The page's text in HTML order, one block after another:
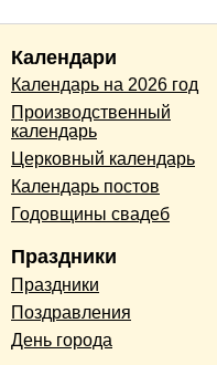
Календари
Календарь на 2026 год
Производственный
календарь
Церковный календарь
Календарь постов
Годовщины свадеб
Праздники
Праздники
Поздравления
День города